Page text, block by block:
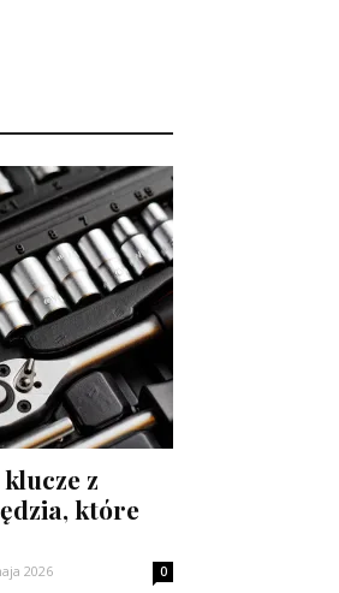
z
które
2026 0